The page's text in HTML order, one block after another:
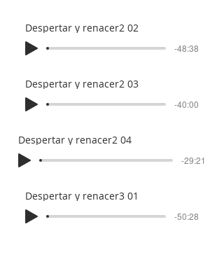
Despertar y renacer2 02
-48:38
Despertar y renacer2 03
-40:00
Despertar y renacer2 04
-29:21
Despertar y renacer3 01
-50:28